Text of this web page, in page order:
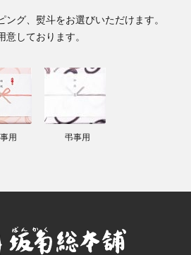
ング、熨斗をお選びいただけます。
意しております。
用 弔事用